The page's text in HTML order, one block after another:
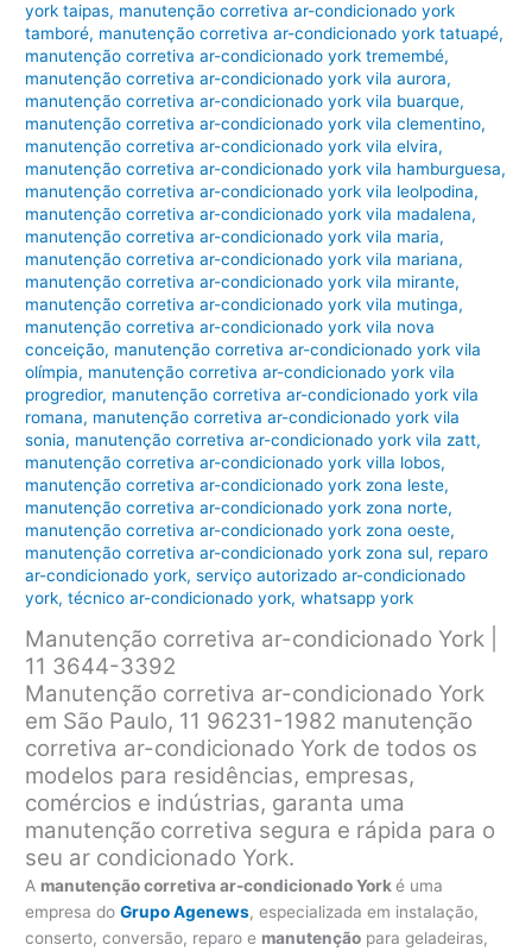
york taipas, manutenção corretiva ar-condicionado york
tamboré, manutenção corretiva ar-condicionado york tatuapé,
manutenção corretiva ar-condicionado york tremembé,
manutenção corretiva ar-condicionado york vila aurora,
manutenção corretiva ar-condicionado york vila buarque,
manutenção corretiva ar-condicionado york vila clementino,
manutenção corretiva ar-condicionado york vila elvira,
manutenção corretiva ar-condicionado york vila hamburguesa,
manutenção corretiva ar-condicionado york vila leolpodina,
manutenção corretiva ar-condicionado york vila madalena,
manutenção corretiva ar-condicionado york vila maria,
manutenção corretiva ar-condicionado york vila mariana,
manutenção corretiva ar-condicionado york vila mirante,
manutenção corretiva ar-condicionado york vila mutinga,
manutenção corretiva ar-condicionado york vila nova
conceição, manutenção corretiva ar-condicionado york vila
olímpia, manutenção corretiva ar-condicionado york vila
progredior, manutenção corretiva ar-condicionado york vila
romana, manutenção corretiva ar-condicionado york vila
sonia, manutenção corretiva ar-condicionado york vila zatt,
manutenção corretiva ar-condicionado york villa lobos,
manutenção corretiva ar-condicionado york zona leste,
manutenção corretiva ar-condicionado york zona norte,
manutenção corretiva ar-condicionado york zona oeste,
manutenção corretiva ar-condicionado york zona sul, reparo
ar-condicionado york,serviço autorizado ar-condicionado
york,técnico ar-condicionado york,whatsapp york
Manutenção corretiva ar-condicionado York |
11 3644-3392
Manutenção corretiva ar-condicionado York
em São Paulo, 11 96231-1982 manutenção
corretiva ar-condicionado York de todos os
modelos para residências, empresas,
comércios e indústrias, garanta uma
manutenção corretiva segura e rápida para o
seu ar condicionado York.
A manutenção corretiva ar-condicionado Yorké uma
empresa doGrupo Agenews, especializada em instalação,
conserto, conversão, reparo e manutenção para geladeiras,